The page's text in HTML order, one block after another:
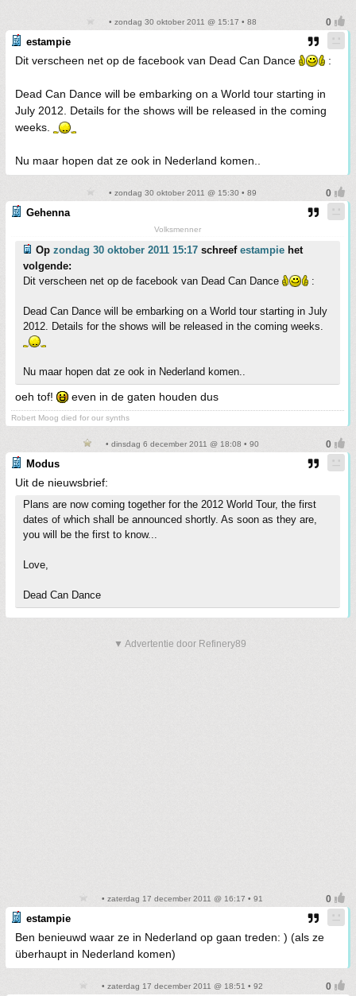
• zondag 30 oktober 2011 @ 15:17 • 88
estampie
Dit verscheen net op de facebook van Dead Can Dance :
Dead Can Dance will be embarking on a World tour starting in
July 2012. Details for the shows will be released in the coming
weeks.
Nu maar hopen dat ze ook in Nederland komen..
• zondag 30 oktober 2011 @ 15:30 • 89
Gehenna
Volksmenner
Op zondag 30 oktober 2011 15:17 schreef estampie het
volgende:
Dit verscheen net op de facebook van Dead Can Dance
:
Dead Can Dance will be embarking on a World tour starting in July
2012. Details for the shows will be released in the coming weeks.
Nu maar hopen dat ze ook in Nederland komen..
oeh tof! even in de gaten houden dus
Robert Moog died for our synths
• dinsdag 6 december 2011 @ 18:08 • 90
Modus
Uit de nieuwsbrief:
Plans are now coming together for the 2012 World Tour, the first
dates of which shall be announced shortly. As soon as they are,
you will be the first to know...
Love,
Dead Can Dance
▼ Advertentie door Refinery89
• zaterdag 17 december 2011 @ 16:17 • 91
estampie
Ben benieuwd waar ze in Nederland op gaan treden: ) (als ze
überhaupt in Nederland komen)
• zaterdag 17 december 2011 @ 18:51 • 92